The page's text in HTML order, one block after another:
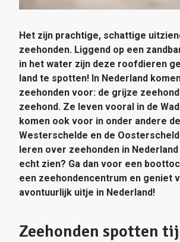
Het zijn prachtige, schattige
zeehonden. Liggend op een
in het water zijn deze roofdieren
land te spotten! In Nederland
zeehonden voor: de grijze
zeehond. Ze leven vooral in de
komen ook voor in onder andere
Westerschelde en de
leren over zeehonden in
echt zien? Ga dan voor een
een zeehondencentrum en geniet
avontuurlijk uitje in Nederland!
Zeehonden spotten